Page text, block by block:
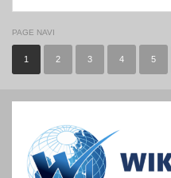
PAGE NAVI
1 2 3 4 5